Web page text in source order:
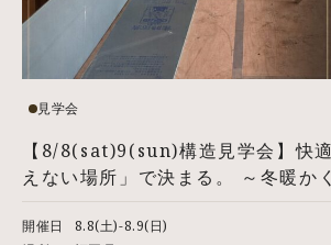
【8/8(sat)9(sun)構造見学会】快
えない場所」で決まる。 ～冬暖か
見学会
開催日
8.8(土)-8.9(日)